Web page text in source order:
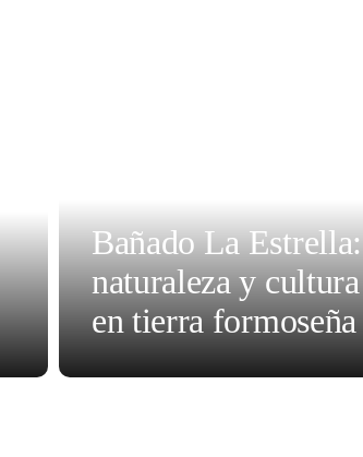
Bañado La Estrella:
naturaleza y cultura
en tierra formoseña